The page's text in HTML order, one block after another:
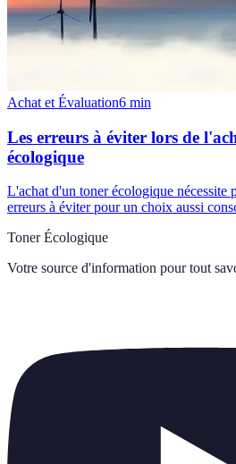
Achat et Évaluation6 min
Les erreurs à éviter lors de
écologique
L'achat d'un toner écologique nécessite
erreurs à éviter pour un choix aussi
Toner Écologique
Votre source d'information pour tout